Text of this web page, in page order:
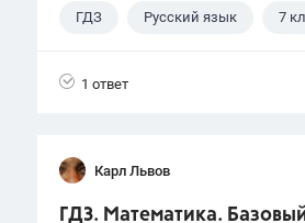
ГДЗ Русский язык 7
1 ответ
Карл Львов
ГДЗ. Математика.